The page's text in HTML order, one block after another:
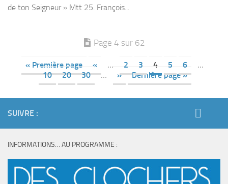
de ton Seigneur » Mtt 25. François...
Page 4 sur 62
« Première page « … 2 3 4 5 6
…
10
20 30 … » Dernière page »
SUIVRE :
INFORMATIONS… AU PROGRAMME :